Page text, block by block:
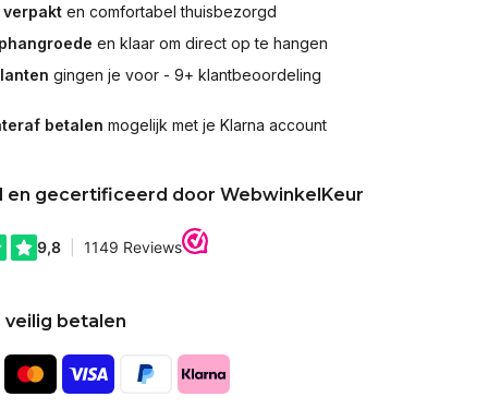
en comfortabel thuisbezorgd
en klaar om direct op te hangen
gingen je voor - 9+ klantbeoordeling
betalen mogelijk met je Klarna account
en gecertificeerd door WebwinkelKeur
veilig betalen